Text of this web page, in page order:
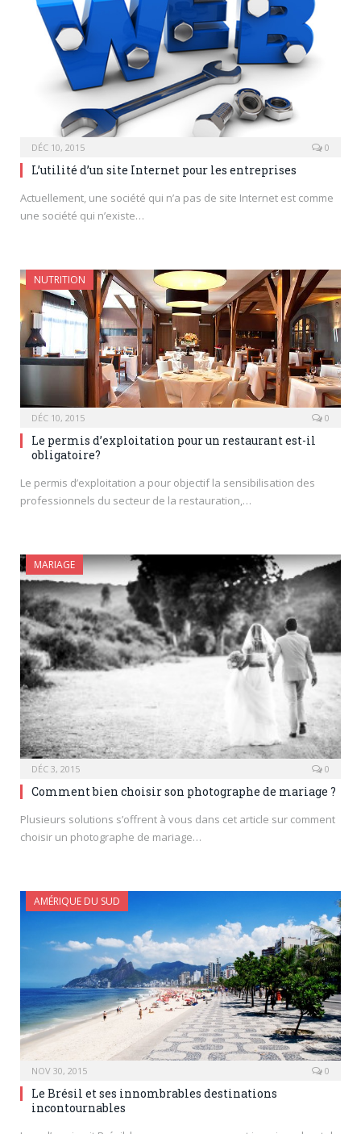
DÉC 10, 2015 0
L’utilité d’un site Internet pour les entreprises
Actuellement, une société qui n’a pas de site Internet est comme
une société qui n’existe…
NUTRITION
DÉC 10, 2015 0
Le permis d’exploitation pour un restaurant est-il
obligatoire?
Le permis d’exploitation a pour objectif la sensibilisation des
professionnels du secteur de la restauration,…
MARIAGE
DÉC 3, 2015 0
Comment bien choisir son photographe de mariage ?
Plusieurs solutions s’offrent à vous dans cet article sur comment
choisir un photographe de mariage…
AMÉRIQUE DU SUD
NOV 30, 2015 0
Le Brésil et ses innombrables destinations
incontournables